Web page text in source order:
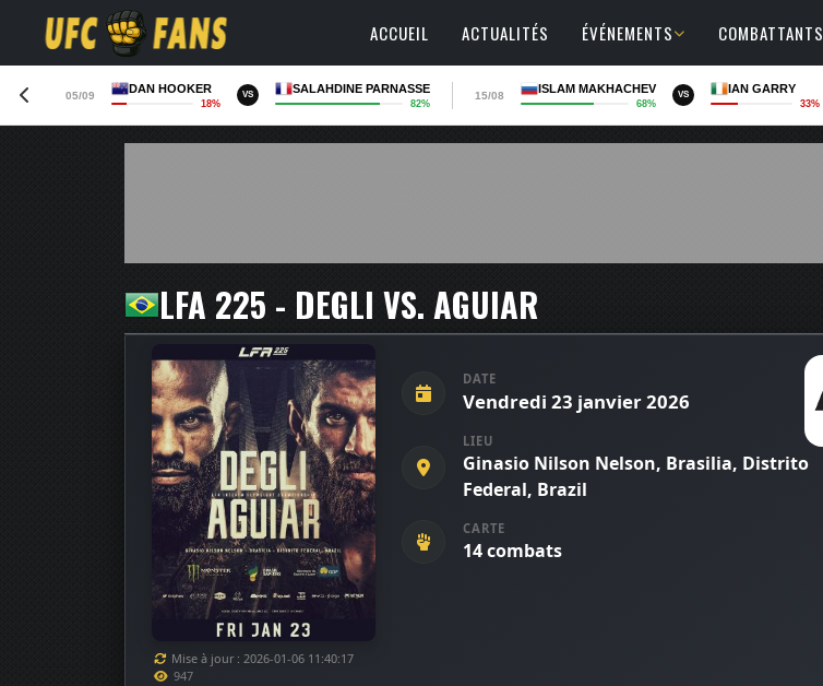
ACCUEIL ACTUALITÉS ÉVÉNEMENTS COMBATTANTS
05/09
DAN HOOKER
18%
VS SALAHDINE PARNASSE
82%
15/08
ISLAM MAKHACHEV
68%
VS IAN GARRY
33%
LFA 225 - DEGLI VS. AGUIAR
Mise à jour : 2026-01-06 11:40:17
947
DATE
Vendredi 23 janvier 2026
LIEU
Ginasio Nilson Nelson, Brasilia, Distrito
Federal, Brazil
CARTE
14 combats